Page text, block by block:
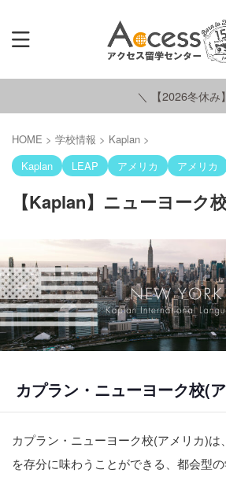
＼ 【2026冬休み】
HOME > 学校情報 > Kaplan >
Kaplan
LEAP アメリカ アメリカ
【Kaplan】ニューヨーク
カプラン・ニューヨーク校(
カプラン・ニューヨーク校(アメリカ)は
を存分に味わうことができる、都会型の